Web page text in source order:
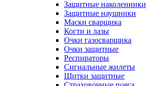
Защитные наколенники
Защитные наушники
Маски сварщика
Когти и лазы
Очки газосварщика
Очки защитные
Респираторы
Сигнальные жилеты
Щитки защитные